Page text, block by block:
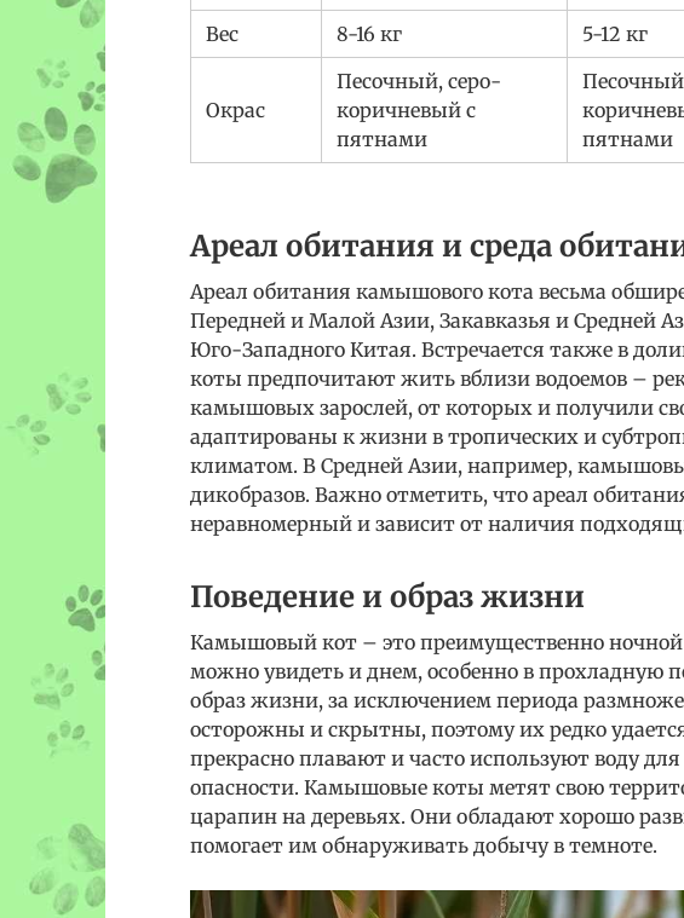
Вес 8-16 кг 5-12 кг
Окрас
Песочный, серо-
коричневый с
пятнами
пятнами
Ареал обитания и среда
Ареал обитания камышового кота весьма
Передней и Малой Азии, Закавказья и Средней
Юго-Западного Китая. Встречается также в
коты предпочитают жить вблизи водоемов –
камышовых зарослей, от которых и получили
адаптированы к жизни в тропических и
климатом. В Средней Азии, например,
дикобразов. Важно отметить, что ареал
неравномерный и зависит от наличия
Поведение и образ жизни
Камышовый кот – это преимущественно ночной
можно увидеть и днем, особенно в прохладную
образ жизни, за исключением периода
осторожны и скрытны, поэтому их редко
прекрасно плавают и часто используют воду
опасности. Камышовые коты метят свою
царапин на деревьях. Они обладают хорошо
помогает им обнаруживать добычу в темноте.